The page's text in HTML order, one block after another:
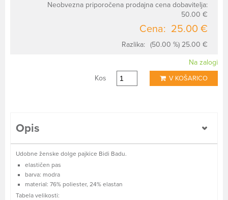
Neobvezna priporočena prodajna cena dobavitelja:
50.00 €
Cena: 25.00 €
Razlika: (50.00 %) 25.00 €
Na zalogi
Kos
V KOŠARICO
Opis
Udobne ženske dolge pajkice Bidi Badu.
elastičen pas
barva: modra
material: 76% poliester, 24% elastan
Tabela velikosti: